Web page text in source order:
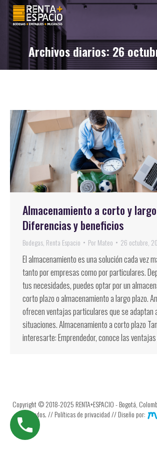
Archivos diarios: 26
Almacenamiento a corto y
Diferencias y beneficios
Bodegas, Renta Espacio PorMateo 26 octubre,
El almacenamiento es una solución cada vez
tanto por empresas como por particulares.
tus necesidades, puedes optar por un
corto plazo o almacenamiento a largo plazo.
ofrecen ventajas particulares que se adaptan
situaciones. Almacenamiento a corto plazo
interesarte: Emprendedor, conoce las
Copyright © 2018-2025 RENTA+ESPACIO - Bogotá,
reservados. //Políticas de privacidad// Diseño por: